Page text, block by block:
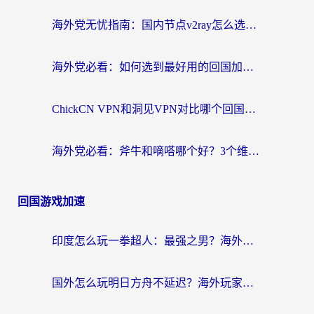
海外党无忧指南：国内节点v2ray怎么选？一键回国VPN+多场景实测帮你避坑
海外党必看：如何选到最好用的回国加速器？从节点到售后的全维度指南
ChickCN VPN和洞见VPN对比哪个回国效果更好？海外党亲测3款加速器+避坑指南
海外党必看：斧牛和嘀嗒哪个好？3个维度教你选对回国加速器
回国游戏加速
印度怎么玩一拳超人：最强之男？海外党国服游戏加速避坑指南
国外怎么玩明日方舟不延迟？海外玩家国服游戏加速终极指南（附DNF梦幻诛仙解决方案）